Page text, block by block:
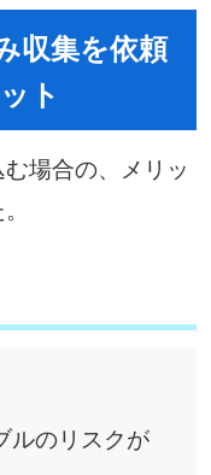
収集を依頼
ト
場合の、メリッ
ルのリスクが